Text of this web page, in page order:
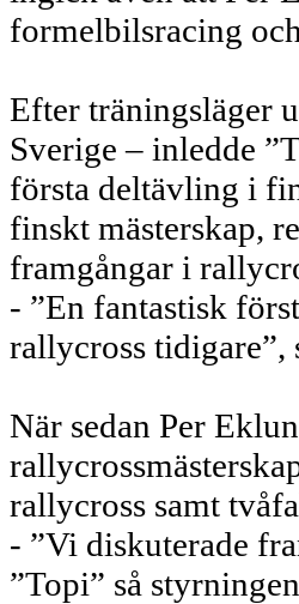
formelbilsracing
Efter träningsläger
Sverige – inledde
första deltävling i
finskt mästerskap,
framgångar i
- ”En fantastisk
rallycross tidigare”,
När sedan Per
rallycross samt
- ”Vi diskuterade
”Topi” så